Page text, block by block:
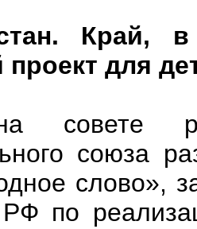
Край,
проект для
союза
слово»,
по